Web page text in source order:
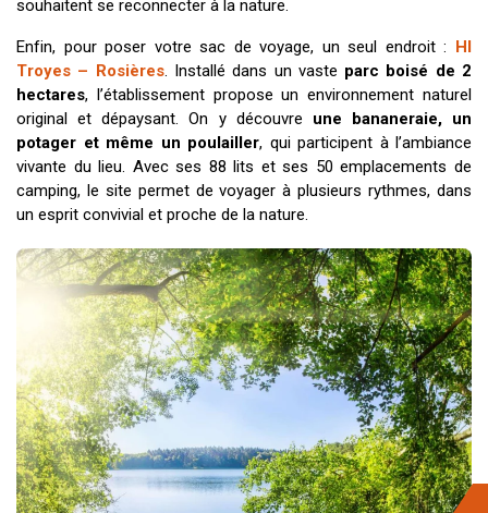
souhaitent se reconnecter à la nature.
Enfin, pour poser votre sac de voyage, un seul endroit : HI
Troyes – Rosières. Installé dans un vaste parc boisé de 2
hectares, l’établissement propose un environnement naturel
original et dépaysant. On y découvre une bananeraie, un
potager et même un poulailler, qui participent à l’ambiance
vivante du lieu. Avec ses 88 lits et ses 50 emplacements de
camping, le site permet de voyager à plusieurs rythmes, dans
un esprit convivial et proche de la nature.